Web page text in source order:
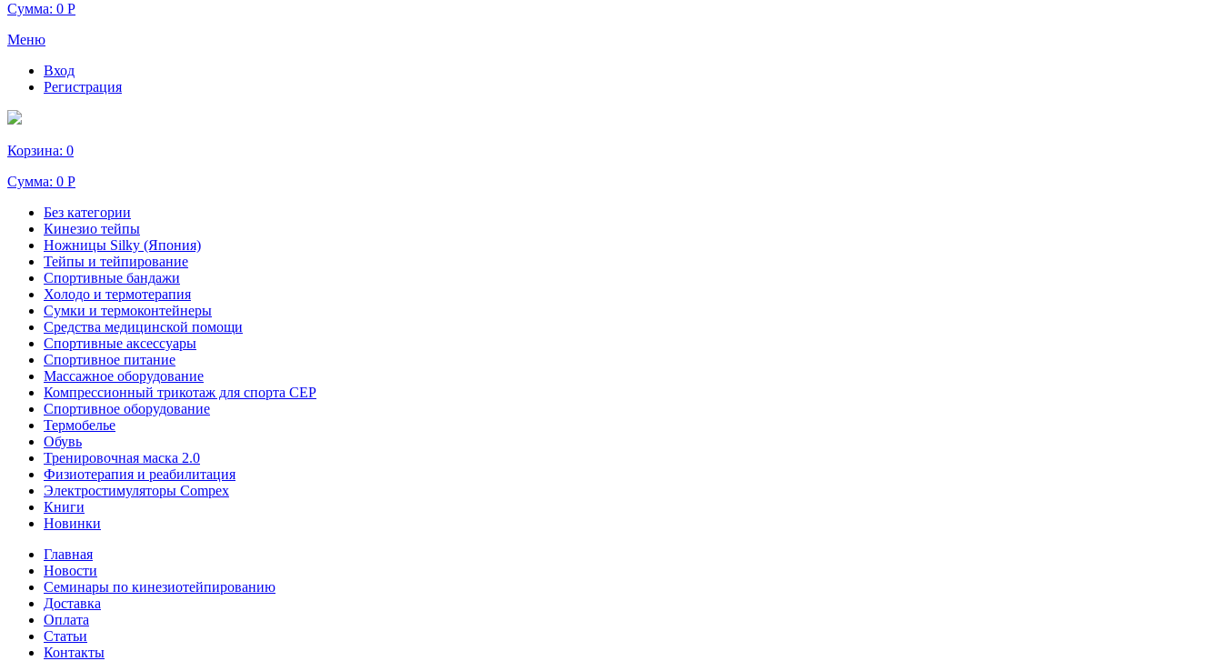
Сумма: 0 Р
Меню
Вход
Регистрация
Корзина: 0
Сумма: 0 Р
Без категории
Кинезио тейпы
Ножницы Silky (Япония)
Тейпы и тейпирование
Спортивные бандажи
Холодо и термотерапия
Сумки и термоконтейнеры
Средства медицинской помощи
Спортивные аксессуары
Спортивное питание
Массажное оборудование
Компрессионный трикотаж для спорта СЕР
Спортивное оборудование
Термобелье
Обувь
Тренировочная маска 2.0
Физиотерапия и реабилитация
Электростимуляторы Compex
Книги
Новинки
Главная
Новости
Семинары по кинезиотейпированию
Доставка
Оплата
Статьи
Контакты